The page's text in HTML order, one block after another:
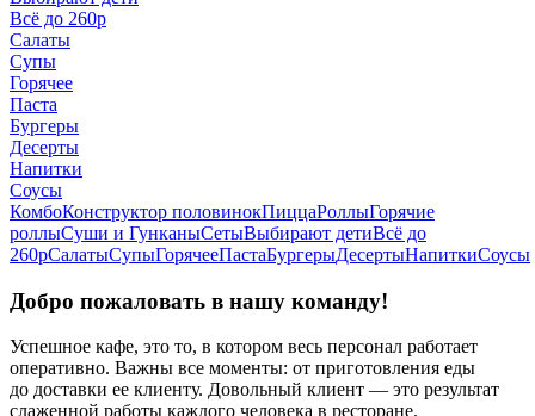
Всё до 260р
Салаты
Супы
Горячее
Паста
Бургеры
Десерты
Напитки
Соусы
КомбоКонструктор половинокПиццаРоллыГорячие
роллыСуши и ГунканыСетыВыбирают детиВсё до
260рСалатыСупыГорячееПастаБургерыДесертыНапиткиСоусы
Добро пожаловать в нашу команду!
Успешное кафе, это то, в котором весь персонал работает
оперативно. Важны все моменты: от приготовления еды
до доставки ее клиенту. Довольный клиент — это результат
слаженной работы каждого человека в ресторане.